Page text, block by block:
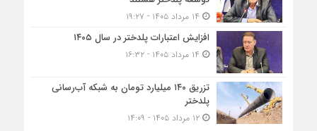
افزایش اعتبارات پلدختر در سال ۱۴۰۵
تزریق ۱۴۰ میلیارد تومان به شبکه آب‌رسانی
پلدختر
۱۲ مرداد ۱۴۰۵ - ۱۴:۰۹